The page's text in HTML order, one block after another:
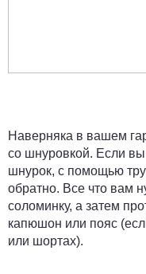
Наверняка в вашем
со шнуровкой. Если вы
шнурок, с помощью
обратно. Все что вам
соломинку, а затем
капюшон или пояс
или шортах).